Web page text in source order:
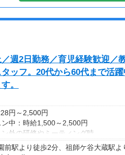
週2日勤務／育児経験歓迎／
ッフ。20代から60代まで活
。
円～2,500円
ン中：時給1,500～2,500円
ン外の研修やミーティング時、
ント期間中：時給1,228円～
前駅より徒歩2分、祖師ケ谷大蔵駅